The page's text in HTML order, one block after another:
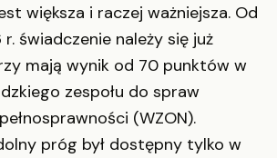
większa i raczej ważniejsza. Od
świadczenie należy się już
mają wynik od 70 punktów w
zespołu do spraw
(WZON).
próg był dostępny tylko w